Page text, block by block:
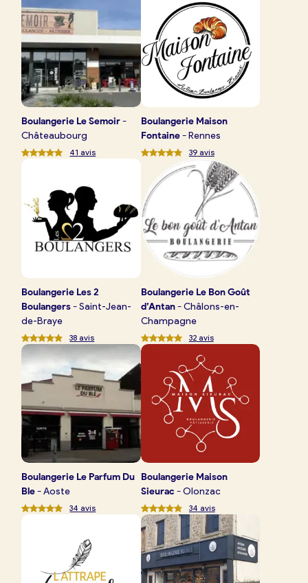
Boulangerie
Je référence
ma
boulangerie
Je crée mon compte Connexion
Boulangerie Le Semoir-
Châteaubourg
41 avis
Boulangerie Maison
Fontaine-Rennes
39avis
Boulangerie Les 2
Boulangers-Saint-Jean-
de-Braye
38 avis
Boulangerie Le Bon Goût
d’Antan-Châlons-en-
Champagne
32avis
Boulangerie Le Parfum Du
Ble-Aoste
34 avis
Boulangerie Maison
Sieurac -Olonzac
34 avis